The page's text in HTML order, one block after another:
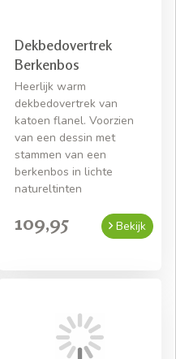
Dekbedovertrek
Berkenbos
Heerlijk warm
dekbedovertrek van
katoen flanel. Voorzien
van een dessin met
stammen van een
berkenbos in lichte
natureltinten
109,95 Bekijk